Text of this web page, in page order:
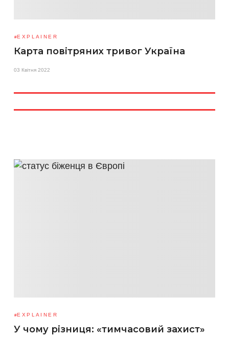
EXPLAINER
Карта повітряних тривог Україна
03 Квітня 2022
EXPLAINER
У чому різниця: «тимчасовий захист»